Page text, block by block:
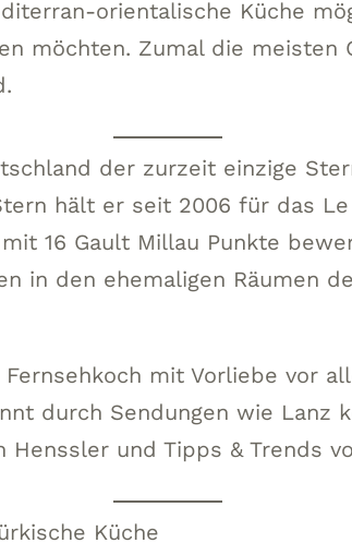
orientalische Küche
möchten. Zumal die meisten
der zurzeit einzige
hält er seit 2006 für das Le
16 Gault Millau Punkte
in den ehemaligen Räumen
mit Vorliebe vor
durch Sendungen wie Lanz
Henssler und Tipps & Trends
Küche